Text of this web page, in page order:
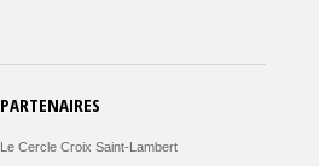
PARTENAIRES
Le Cercle Croix Saint-Lambert